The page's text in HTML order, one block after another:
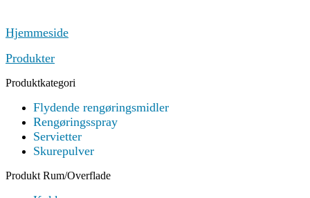
Hjemmeside
Produkter
Produktkategori
Flydende rengøringsmidler
Rengøringsspray
Servietter
Skurepulver
Produkt Rum/Overflade